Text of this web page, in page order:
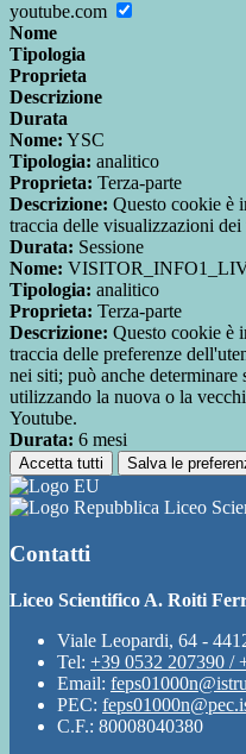
youtube.com
Nome
Tipologia
Proprieta
Descrizione
Durata
Nome: YSC
Tipologia: analitico
Proprieta: Terza-parte
Descrizione: Questo cookie è
traccia delle visualizzazioni
Durata: Sessione
Nome:
Tipologia: analitico
Proprieta: Terza-parte
Descrizione: Questo cookie è
traccia delle preferenze
nei siti; può anche
utilizzando la nuova o la
Youtube.
Durata: 6 mesi
Accetta tutti Salva le
Liceo
Contatti
Liceo Scientifico A. Roiti
Viale Leopardi, 64 -
Tel: +39 0532 207390 /
Email:
PEC:
C.F.: 80008040380